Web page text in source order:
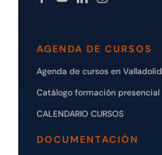
AGENDA DE CURSOS
Agenda de cursos en Valladolid
Catálogo formación presencial
CALENDARIO CURSOS
DOCUMENTACIÓN